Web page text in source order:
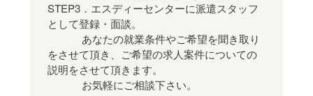
STEP3．エスディーセンターに派遣スタッフ
として登録・面談。
あなたの就業条件やご希望を聞き取り
をさせて頂き、ご希望の求人案件についての
説明をさせて頂きます。
お気軽にご相談下さい。